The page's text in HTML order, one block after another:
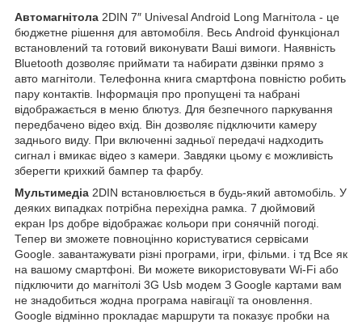
Автомагнітола 2DIN 7″ Univesal Android Long Магнітола - це
бюджетне рішення для автомобіля. Весь Android функціонал
встановлений та готовий виконувати Ваші вимоги. Наявність
Bluetooth дозволяє приймати та набирати дзвінки прямо з
авто магнітоли. Телефонна книга смартфона повністю робить
пару контактів. Інформація про пропущені та набрані
відображається в меню блютуз. Для безпечного паркування
передбачено відео вхід. Він дозволяє підключити камеру
заднього виду. При включенні задньої передачі надходить
сигнал і вмикає відео з камери. Завдяки цьому є можливість
зберегти крихкий бампер та фарбу.
Мультимедіа 2DIN встановлюється в будь-який автомобіль. У
деяких випадках потрібна перехідна рамка. 7 дюймовий
екран Ips добре відображає кольори при сонячній погоді.
Тепер ви зможете повноцінно користуватися сервісами
Google. завантажувати різні програми, ігри, фільми. і тд Все як
на вашому смартфоні. Ви можете використовувати Wi-Fi або
підключити до магнітолі 3G Usb модем З Google картами вам
не знадобиться жодна програма навігації та оновлення.
Google відмінно прокладає маршрути та показує пробки на